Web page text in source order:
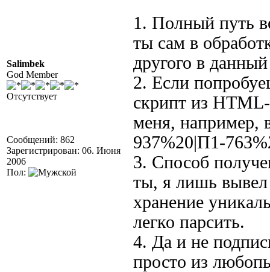
Salimbek
God Member
Отсутствует
Сообщений: 862
Зарегистрирован: 06. Июня
2006
Пол:
1. Полный путь
ты сам в
другого в
2. Если
скрипт из
меня, например,
937%20|П1-
3. Способ
ты, я лишь вывел
хранение
легко парсить.
4. Да и не
просто из